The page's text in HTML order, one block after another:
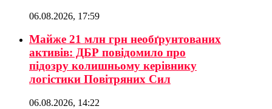
06.08.2026, 17:59
Майже 21 млн грн необґрунтованих
активів: ДБР повідомило про
підозру колишньому керівнику
логістики Повітряних Сил
06.08.2026, 14:22